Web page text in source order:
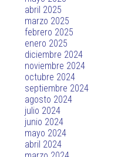
abril 2025
marzo 2025
febrero 2025
enero 2025
diciembre 2024
noviembre 2024
octubre 2024
septiembre 2024
agosto 2024
julio 2024
junio 2024
mayo 2024
abril 2024